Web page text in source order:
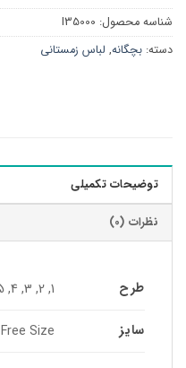
شناسه محصول: I35000
دسته: بچگانه, لباس زمستانی
توضیحات تکمیلی
نظرات (0)
طرح 1, 2, 3, 4, 5, 6, 7
سایز Free Size